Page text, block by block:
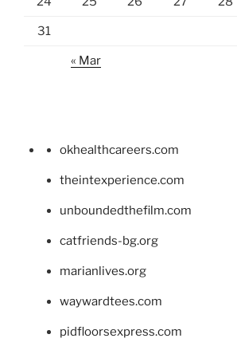
31
« Mar
okhealthcareers.com
theintexperience.com
unboundedthefilm.com
catfriends-bg.org
marianlives.org
waywardtees.com
pidfloorsexpress.com